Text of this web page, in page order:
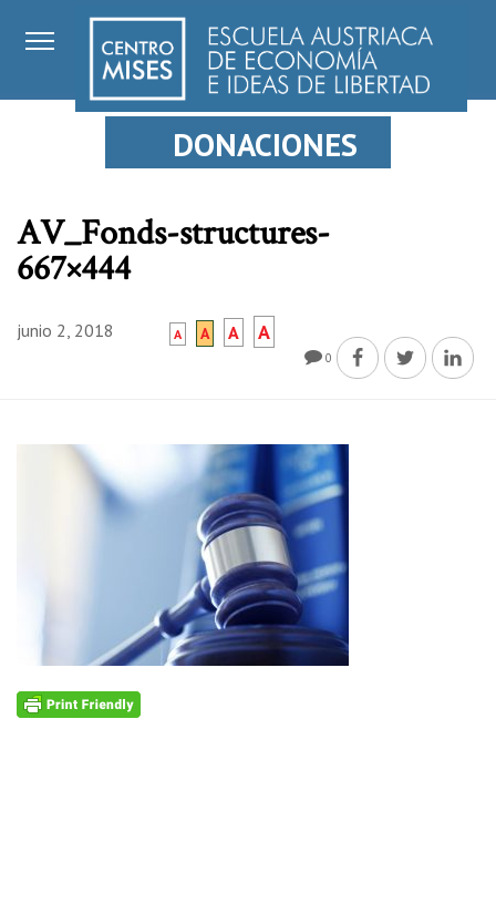
DONACIONES
AV_Fonds-structures-
667×444
junio 2, 2018 A A A A
0